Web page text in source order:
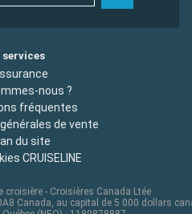
services
nous ?
fréquentes
de vente
du site
CRUISELINE
croisière - Croisières Canada Ltée
Canada, au capital de 5 000 dollars